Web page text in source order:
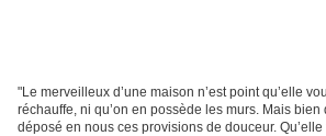
"Le merveilleux d’une maison n’est point qu’elle
réchauffe, ni qu’on en possède les murs. Mais bien
déposé en nous ces provisions de douceur.